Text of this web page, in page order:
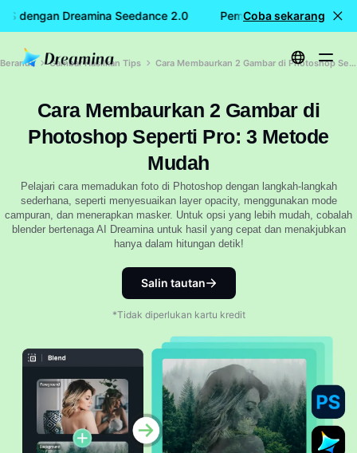
dengan Dreamina Seedance 2.0 Pembuatan video
Coba sekarang
Beranda Gambar Hasilkan Tips Cara Membaurkan 2 Gambar di Photoshop Seperti Pro: 3 Metode Mudah
Cara Membaurkan 2 Gambar di
Photoshop Seperti Pro: 3 Metode
Mudah
Pelajari cara memadukan foto di Photoshop dengan langkah-langkah
sederhana, seperti menyesuaikan layer opacity, menggunakan mode
campuran, dan menerapkan masker. Untuk opsi yang lebih mudah, cobalah
blender bertenaga AI Dreamina untuk hasil yang cepat dan menakjubkan
hanya dalam hitungan detik!
Salin tautan
*Tidak diperlukan kartu kredit